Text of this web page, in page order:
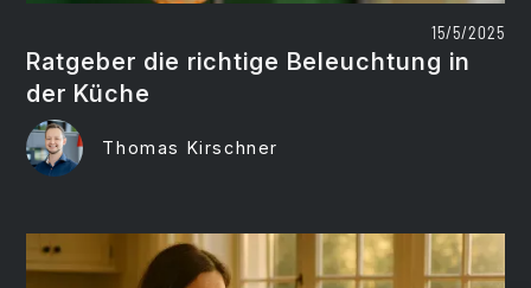
15/5/2025
Ratgeber die richtige Beleuchtung in
der Küche
Thomas Kirschner